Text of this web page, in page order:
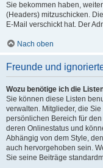
Sie bekommen haben,
(Headers) mitzuschicken.
E-Mail verschickt hat. Der
Nach oben
Freunde und
Wozu benötige ich die
Sie können diese Listen
verwalten. Mitglieder, die
persönlichen Bereich für
deren Onlinestatus und
Abhängig von dem Style,
auch hervorgehoben sein.
Sie seine Beiträge